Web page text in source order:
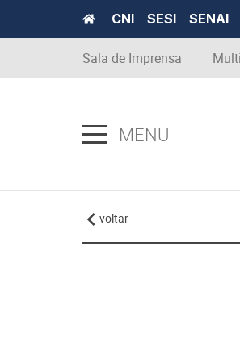
CNI SESI SENAI
Sala de Imprensa
MENU
voltar